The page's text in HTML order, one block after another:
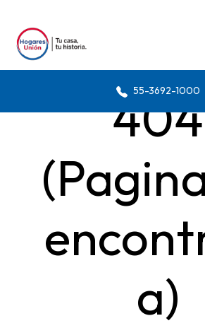
55-3692-1000
404
a)